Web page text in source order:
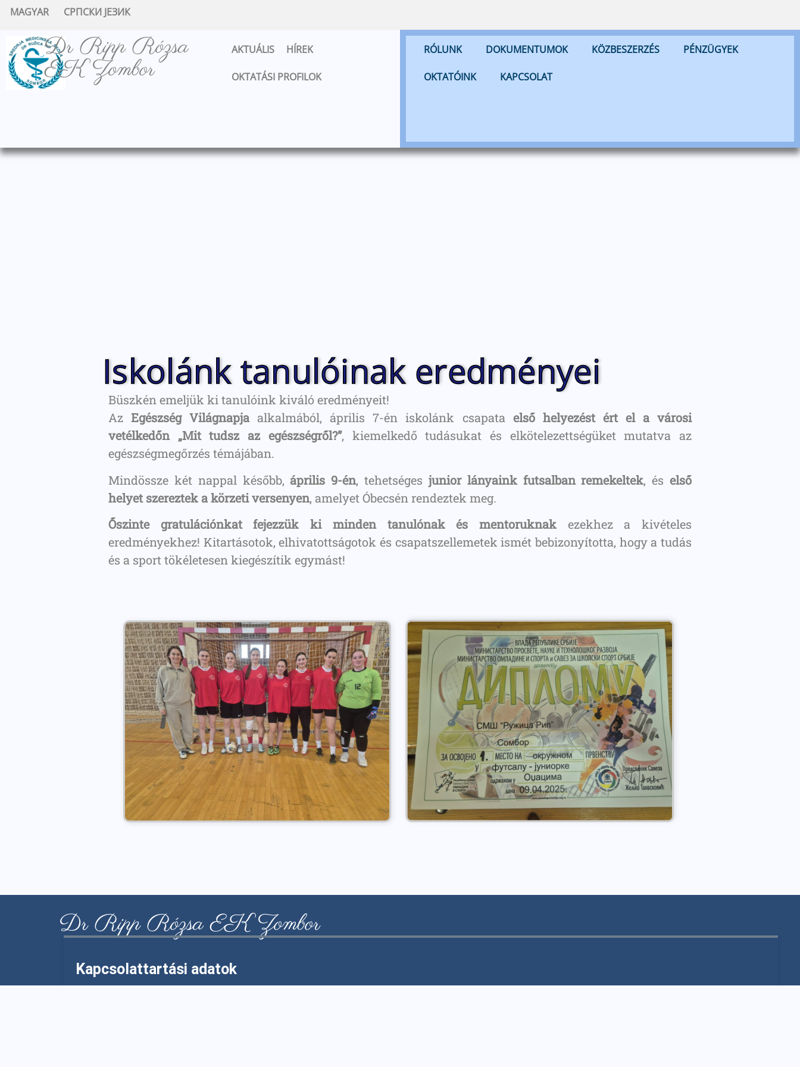
MAGYAR СРПСКИ ЈЕЗИК
Dr Ripp Rózsa
EK Zombor
AKTUÁLIS HÍREK
OKTATÁSI PROFILOK
RÓLUNK DOKUMENTUMOK KÖZBESZERZÉS PÉNZÜGYEK
OKTATÓINK KAPCSOLAT
Iskolánk tanulóinak eredményei
Büszkén emeljük ki tanulóink kiváló eredményeit!
AzEgészség Világnapja alkalmából, április 7-én iskolánk csapata első helyezést ért el a városi
vetélkedőn „Mit tudsz az egészségről?”, kiemelkedő tudásukat és elkötelezettségüket mutatva az
egészségmegőrzés témájában.
Mindössze két nappal később,április 9-én, tehetséges junior lányaink futsalban remekeltek, éselső
helyet szereztek a körzeti versenyen, amelyet Óbecsén rendeztek meg.
Őszinte gratulációnkat fejezzük ki minden tanulónak és mentoruknakezekhez a kivételes
eredményekhez! Kitartásotok, elhivatottságotok és csapatszellemetek ismét bebizonyította, hogy a tudás
és a sport tökéletesen kiegészítik egymást!
Dr Ripp Rózsa EK Zombor
Kapcsolattartási adatok